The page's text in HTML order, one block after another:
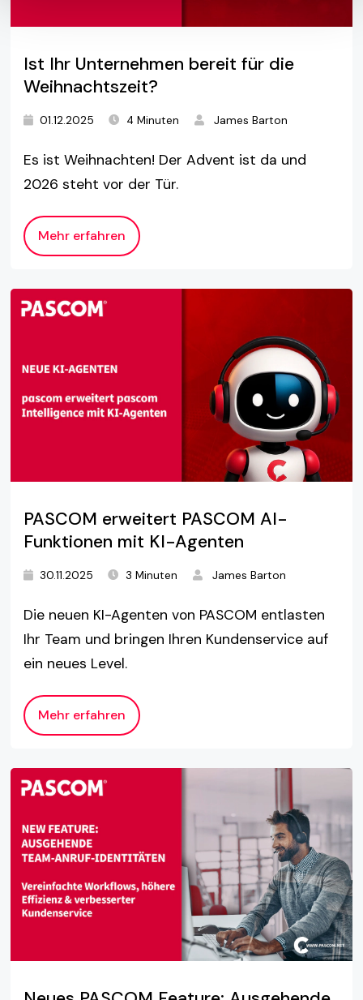
Ist Ihr Unternehmen bereit für die
Weihnachtszeit?
01.12.2025 4 Minuten James Barton
Es ist Weihnachten! Der Advent ist da und
2026 steht vor der Tür.
Mehr erfahren
PASCOM erweitert PASCOM AI-
Funktionen mit KI-Agenten
30.11.2025 3 Minuten James Barton
Die neuen KI-Agenten von PASCOM entlasten
Ihr Team und bringen Ihren Kundenservice auf
ein neues Level.
Mehr erfahren